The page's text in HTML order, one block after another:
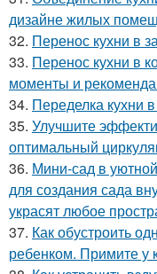
дизайне жилых
32. Перенос кухни в
33. Перенос кухни в
моменты и
34. Переделка кухни
35. Улучшите
оптимальный
36. Мини-сад в
для создания сада
украсят любое
37. Как обустроить
ребенком. Примите у